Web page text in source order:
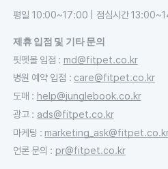
평일 10:00~17:00 | 점심시간
제휴 입점 및 기타 문의
핏펫몰 입점 : md@fitpet.co.kr
병원 예약 입점 : care@fitpet.co.kr
도매 : help@junglebook.co.kr
광고: ads@fitpet.co.kr
마케팅 :
언론 문의 : pr@fitpet.co.kr